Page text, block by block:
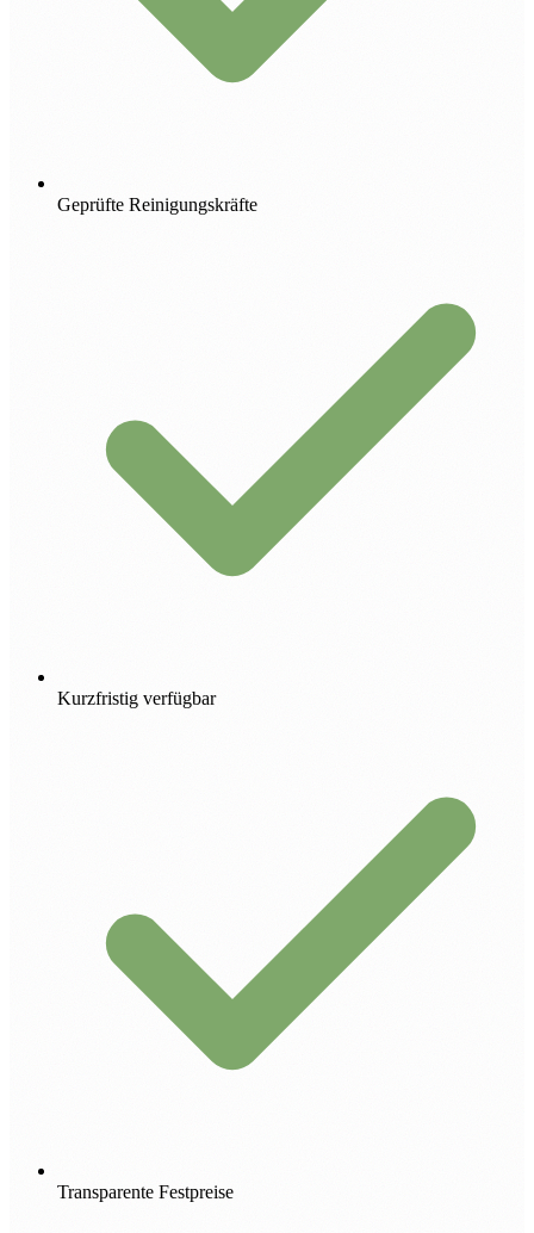
Geprüfte Reinigungskräfte
Kurzfristig verfügbar
Transparente Festpreise